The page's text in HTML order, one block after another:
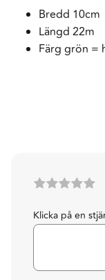
Bredd 10cm
Längd 22m
Färg grön =
Klicka på en